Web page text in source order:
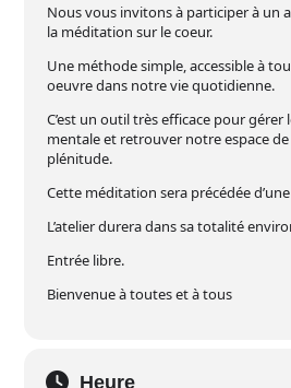
Nous vous invitons à participer à un
la méditation sur le coeur.
Une méthode simple, accessible à
oeuvre dans notre vie quotidienne.
C’est un outil très efficace pour gérer
mentale et retrouver notre espace
plénitude.
Cette méditation sera précédée
L’atelier durera dans sa totalité
Entrée libre.
Bienvenue à toutes et à tous
Heure